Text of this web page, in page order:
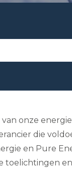
onze
die
en Pure
toelichtingen